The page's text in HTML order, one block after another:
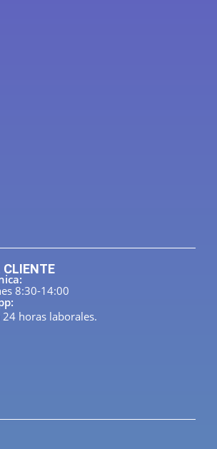
8:30-14:00
24 horas laborales.